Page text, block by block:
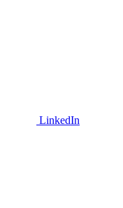
LinkedIn